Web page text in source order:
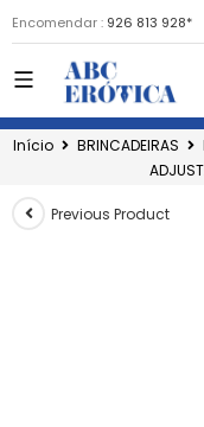
Encomendar : 926 813 928*
Início BRINCADEIRAS
Previous Product